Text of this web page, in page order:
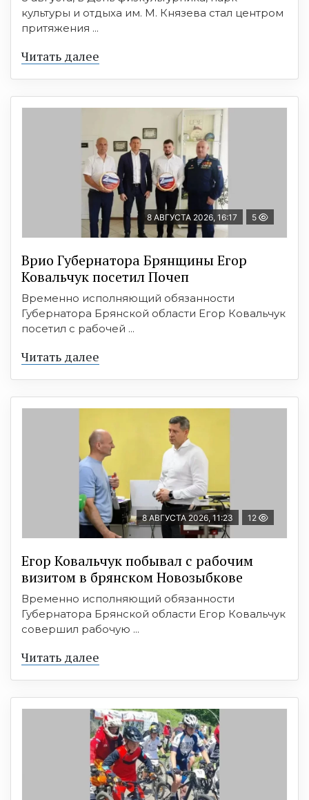
культуры и отдыха им. М. Князева стал центром
притяжения ...
Читать далее
8 АВГУСТА 2026, 16:17 5
Врио Губернатора Брянщины Егор
Ковальчук посетил Почеп
Временно исполняющий обязанности
Губернатора Брянской области Егор Ковальчук
посетил с рабочей ...
Читать далее
8 АВГУСТА 2026, 11:23 12
Егор Ковальчук побывал с рабочим
визитом в брянском Новозыбкове
Временно исполняющий обязанности
Губернатора Брянской области Егор Ковальчук
совершил рабочую ...
Читать далее